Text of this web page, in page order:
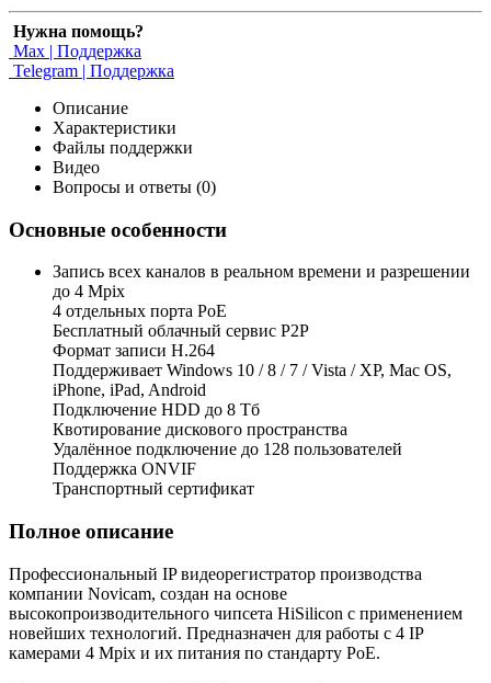
Нужна помощь?
Max | Поддержка
Telegram | Поддержка
Описание
Характеристики
Файлы поддержки
Видео
Вопросы и ответы (0)
Основные особенности
Запись всех каналов в реальном времени и разрешении
до 4 Mpix
4 отдельных порта PoE
Бесплатный облачный сервис Р2Р
Формат записи H.264
Поддерживает Windows 10 / 8 / 7 / Vista / XP, Mac OS,
iPhone, iPad, Android
Подключение HDD до 8 Тб
Квотирование дискового пространства
Удалённое подключение до 128 пользователей
Поддержка ONVIF
Транспортный сертификат
Полное описание
Профессиональный IP видеорегистратор производства
компании Novicam, создан на основе
высокопроизводительного чипсета HiSilicon с применением
новейших технологий. Предназначен для работы с 4 IP
камерами 4 Mpix и их питания по стандарту PoE.